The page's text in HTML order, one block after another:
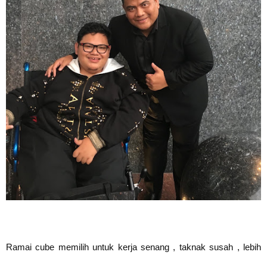
Ramai cube memilih untuk kerja senang , taknak susah , lebih